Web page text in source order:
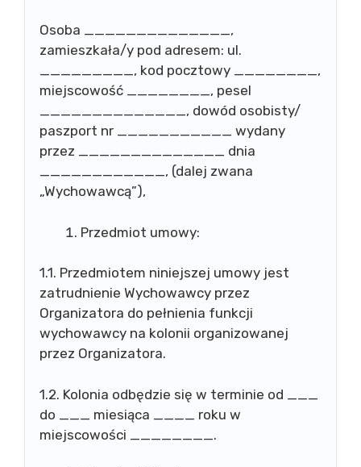
Osoba ______________,
zamieszkała/y pod adresem: ul.
_________, kod pocztowy ________,
miejscowość ________, pesel
______________, dowód osobisty/
paszport nr ___________ wydany
przez ______________ dnia
____________, (dalej zwana
„Wychowawcą”),
Przedmiot umowy:
1.1. Przedmiotem niniejszej umowy jest
zatrudnienie Wychowawcy przez
Organizatora do pełnienia funkcji
wychowawcy na kolonii organizowanej
przez Organizatora.
1.2. Kolonia odbędzie się w terminie od ___
do ___ miesiąca ____ roku w
miejscowości ________.